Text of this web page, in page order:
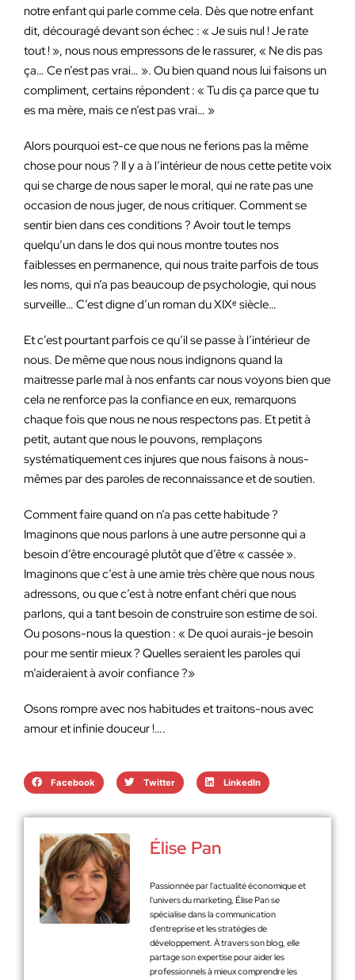
notre enfant qui parle comme cela. Dès que notre enfant
dit, découragé devant son échec : « Je suis nul ! Je rate
tout ! », nous nous empressons de le rassurer, « Ne dis pas
ça… Ce n’est pas vrai… ». Ou bien quand nous lui faisons un
compliment, certains répondent : « Tu dis ça parce que tu
es ma mère, mais ce n’est pas vrai… »
Alors pourquoi est-ce que nous ne ferions pas la même
chose pour nous ? Il y a à l’intérieur de nous cette petite voix
qui se charge de nous saper le moral, qui ne rate pas une
occasion de nous juger, de nous critiquer. Comment se
sentir bien dans ces conditions ? Avoir tout le temps
quelqu’un dans le dos qui nous montre toutes nos
faiblesses en permanence, qui nous traite parfois de tous
les noms, qui n’a pas beaucoup de psychologie, qui nous
surveille… C’est digne d’un roman du XIXᵉ siècle…
Et c’est pourtant parfois ce qu’il se passe à l’intérieur de
nous. De même que nous nous indignons quand la
maitresse parle mal à nos enfants car nous voyons bien que
cela ne renforce pas la confiance en eux, remarquons
chaque fois que nous ne nous respectons pas. Et petit à
petit, autant que nous le pouvons, remplaçons
systématiquement ces injures que nous faisons à nous-
mêmes par des paroles de reconnaissance et de soutien.
Comment faire quand on n’a pas cette habitude ?
Imaginons que nous parlons à une autre personne qui a
besoin d’être encouragé plutôt que d’être « cassée ».
Imaginons que c’est à une amie très chère que nous nous
adressons, ou que c’est à notre enfant chéri que nous
parlons, qui a tant besoin de construire son estime de soi.
Ou posons-nous la question : « De quoi aurais-je besoin
pour me sentir mieux ? Quelles seraient les paroles qui
m’aideraient à avoir confiance ?»
Osons rompre avec nos habitudes et traitons-nous avec
amour et infinie douceur !….
Facebook Twitter LinkedIn
Élise Pan
Passionnée par l'actualité économique et
l'univers du marketing, Élise Pan se
spécialise dans la communication
d'entreprise et les stratégies de
développement. À travers son blog, elle
partage son expertise pour aider les
professionnels à mieux comprendre les